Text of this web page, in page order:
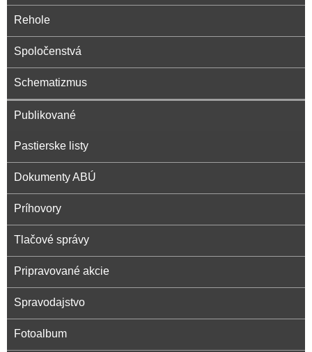
e
c
é
z
a
Rehole
Spoločenstvá
Schematizmus
Publikované
Pastierske listy
Dokumenty ABÚ
Príhovory
Tlačové správy
Pripravované akcie
Spravodajstvo
Fotoalbum